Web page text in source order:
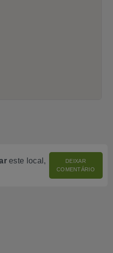
este local,
DEIXAR
COMENTÁRIO